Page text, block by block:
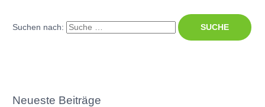
Suchen nach:
Neueste Beiträge